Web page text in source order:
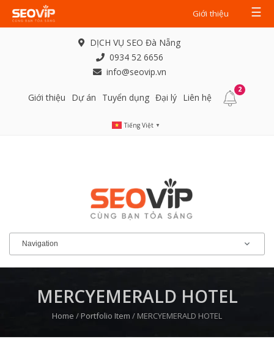
Giới thiệu ☰
DỊCH VỤ SEO Đà Nẵng
0934 52 6656
info@seovip.vn
Giới thiệu Dự án Tuyển dụng Đại lý Liên hệ
2
Tiếng Việt ▼
MERCYEMERALD HOTEL
Home /Portfolio Item / MERCYEMERALD HOTEL